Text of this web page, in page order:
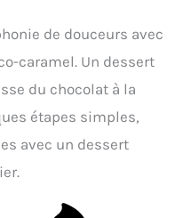
de douceurs avec
caramel. Un dessert
du chocolat à la
étapes simples,
avec un dessert